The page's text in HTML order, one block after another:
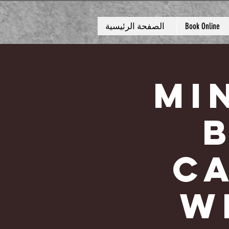
الصفحة الرئيسية Book Online
60